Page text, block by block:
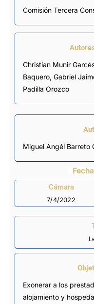
Comisión Tercera
Christian Munir
Baquero, Gabriel
Padilla Orozco
Miguel Angél Barreto
Cámara
7/4/2022
Exonerar a los
alojamiento y